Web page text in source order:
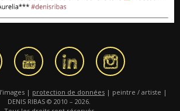
| protection de données | peintre / artiste |
DENIS RIBAS © 2010 – 2026.